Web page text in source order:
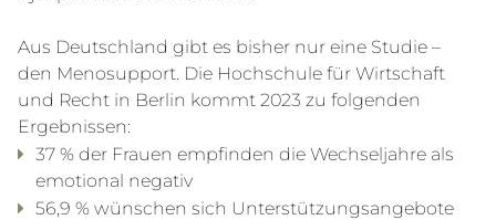
Aus Deutschland gibt es bisher nur eine Studie –
den Menosupport. Die Hochschule für Wirtschaft
und Recht in Berlin kommt 2023 zu folgenden
Ergebnissen:
37 % der Frauen empfinden die Wechseljahre als
emotional negativ
56,9 % wünschen sich Unterstützungsangebote